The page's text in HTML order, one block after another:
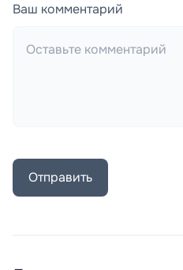
Ваш комментарий
Отправить